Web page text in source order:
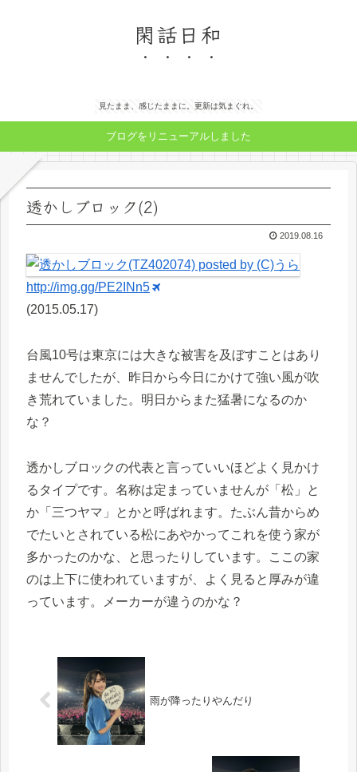
閑話日和
見たまま、感じたままに。更新は気まぐれ。
ブログをリニューアルしました
透かしブロック(2)
2019.08.16
http://img.gg/PE2INn5
(2015.05.17)
台風10号は東京には大きな被害を及ぼすことはあり
ませんでしたが、昨日から今日にかけて強い風が吹
き荒れていました。明日からまた猛暑になるのか
な？
透かしブロックの代表と言っていいほどよく見かけ
るタイプです。名称は定まっていませんが「松」と
か「三つヤマ」とかと呼ばれます。たぶん昔からめ
でたいとされている松にあやかってこれを使う家が
多かったのかな、と思ったりしています。ここの家
のは上下に使われていますが、よく見ると厚みが違
っています。メーカーが違うのかな？
雨が降ったりやんだり